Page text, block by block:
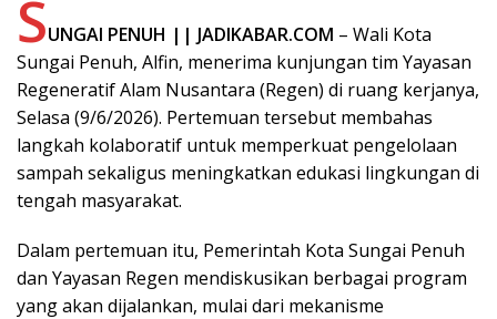
SUNGAI PENUH || JADIKABAR.COM – Wali Kota
Sungai Penuh, Alfin, menerima kunjungan tim Yayasan
Regeneratif Alam Nusantara (Regen) di ruang kerjanya,
Selasa (9/6/2026). Pertemuan tersebut membahas
langkah kolaboratif untuk memperkuat pengelolaan
sampah sekaligus meningkatkan edukasi lingkungan di
tengah masyarakat.
Dalam pertemuan itu, Pemerintah Kota Sungai Penuh
dan Yayasan Regen mendiskusikan berbagai program
yang akan dijalankan, mulai dari mekanisme